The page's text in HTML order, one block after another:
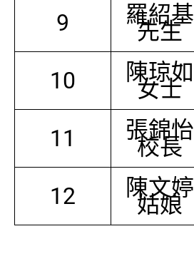
9 羅紹基
先生
10 陳琼如
女士
11 張錦怡
校長
12 陳文婷
姑娘